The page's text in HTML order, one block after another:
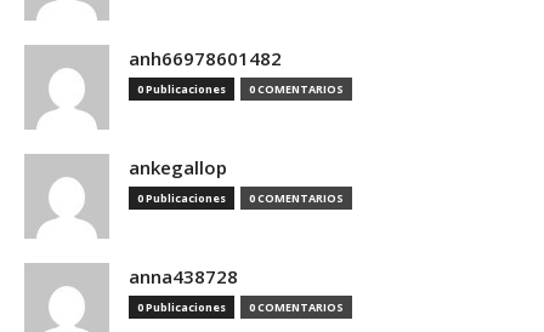
anh66978601482
0 Publicaciones 0 COMENTARIOS
ankegallop
0 Publicaciones 0 COMENTARIOS
anna438728
0 Publicaciones 0 COMENTARIOS